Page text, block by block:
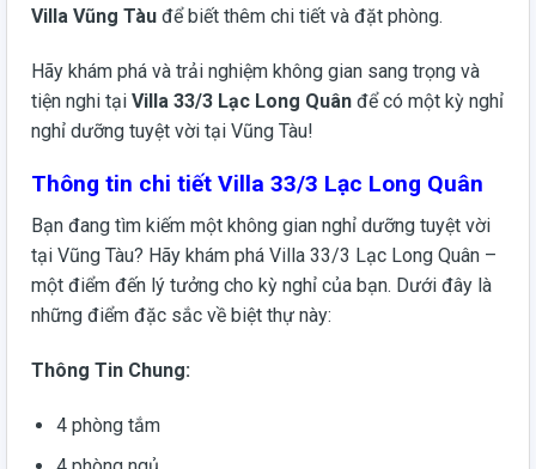
Villa Vũng Tàu để biết thêm chi tiết và đặt phòng.
Hãy khám phá và trải nghiệm không gian sang trọng và
tiện nghi tại Villa 33/3 Lạc Long Quân để có một kỳ nghỉ
nghỉ dưỡng tuyệt vời tại Vũng Tàu!
Thông tin chi tiết Villa 33/3 Lạc Long Quân
Bạn đang tìm kiếm một không gian nghỉ dưỡng tuyệt vời
tại Vũng Tàu? Hãy khám phá Villa 33/3 Lạc Long Quân –
một điểm đến lý tưởng cho kỳ nghỉ của bạn. Dưới đây là
những điểm đặc sắc về biệt thự này:
Thông Tin Chung:
4 phòng tắm